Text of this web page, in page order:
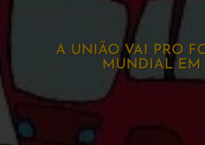
A UNIÃO VAI PRO
MUNDIAL EM